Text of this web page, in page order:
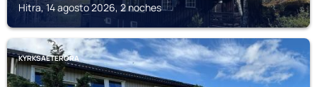
Hitra, 14 agosto 2026, 2 noches
KYRKSAETERORA